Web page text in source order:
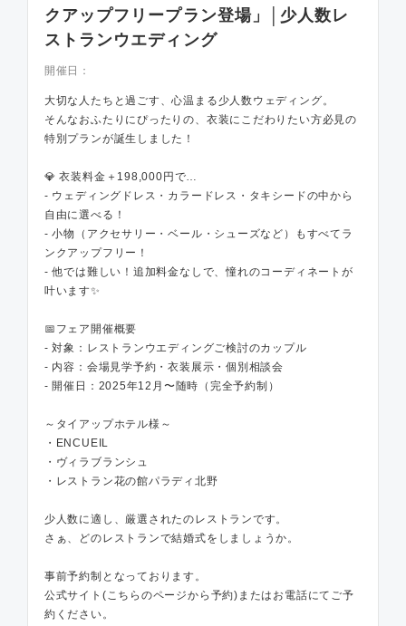
クアップフリープラン登場」│少人数レ
ストランウエディング
開催日：
大切な人たちと過ごす、心温まる少人数ウェディング。
そんなおふたりにぴったりの、衣装にこだわりたい方必見の
特別プランが誕生しました！
💎 衣装料金＋198,000円で…
- ウェディングドレス・カラードレス・タキシードの中から
自由に選べる！
- 小物（アクセサリー・ベール・シューズなど）もすべてラ
ンクアップフリー！
- 他では難しい！追加料金なしで、憧れのコーディネートが
叶います✨
📅フェア開催概要
- 対象：レストランウエディングご検討のカップル
- 内容：会場見学予約・衣装展示・個別相談会
- 開催日：2025年12月〜随時（完全予約制）
～タイアップホテル様～
・ENCUEIL
・ヴィラブランシュ
・レストラン花の館パラディ北野
少人数に適し、厳選されたのレストランです。
さぁ、どのレストランで結婚式をしましょうか。
事前予約制となっております。
公式サイト(こちらのページから予約)またはお電話にてご予
約ください。